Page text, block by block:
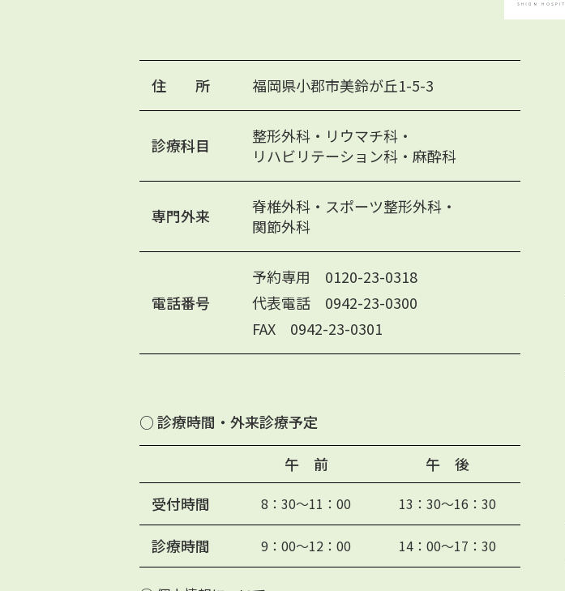
住 所 福岡県小郡市美鈴が丘1-5-3
診療科目
整形外科・リウマチ科・
リハビリテーション科・麻酔科
専門外来
脊椎外科・スポーツ整形外科・
関節外科
電話番号
予約専用 0120-23-0318
代表電話 0942-23-0300
FAX 0942-23-0301
○ 診療時間・外来診療予定
午 前
午 後
受付時間
8：30〜11：00 13：30〜16：30
診療時間 9：00〜12：00 14：00〜17：30